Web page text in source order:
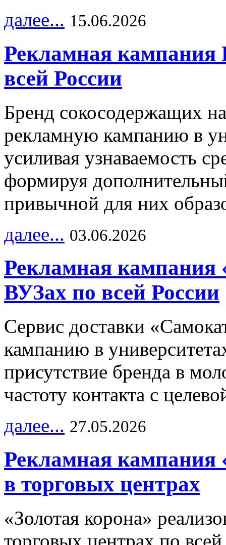
далее... 15.06.2026
Рекламная
всей России
Бренд сокосодержащих
рекламную кампанию в
усиливая узнаваемость
формируя
привычной для них
далее... 03.06.2026
Рекламная кампания
ВУЗах по всей России
Сервис доставки
кампанию в
присутствие бренда в
частоту контакта с
далее... 27.05.2026
Рекламная кампания
в торговых центрах
«Золотая корона»